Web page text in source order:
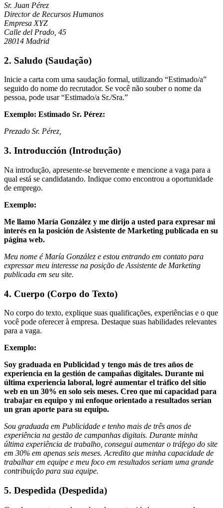
Sr. Juan Pérez
Director de Recursos Humanos
Empresa XYZ
Calle del Prado, 45
28014 Madrid
2. Saludo (Saudação)
Inicie a carta com uma saudação formal, utilizando “Estimado/a”
seguido do nome do recrutador. Se você não souber o nome da
pessoa, pode usar “Estimado/a Sr./Sra.”
Exemplo: Estimado Sr. Pérez:
Prezado Sr. Pérez,
3. Introducción (Introdução)
Na introdução, apresente-se brevemente e mencione a vaga para a
qual está se candidatando. Indique como encontrou a oportunidade
de emprego.
Exemplo:
Me llamo María González y me dirijo a usted para expresar mi
interés en la posición de Asistente de Marketing publicada en su
página web.
Meu nome é María González e estou entrando em contato para
expressar meu interesse na posição de Assistente de Marketing
publicada em seu site.
4. Cuerpo (Corpo do Texto)
No corpo do texto, explique suas qualificações, experiências e o que
você pode oferecer à empresa. Destaque suas habilidades relevantes
para a vaga.
Exemplo:
Soy graduada en Publicidad y tengo más de tres años de
experiencia en la gestión de campañas digitales. Durante mi
última experiencia laboral, logré aumentar el tráfico del sitio
web en un 30% en solo seis meses. Creo que mi capacidad para
trabajar en equipo y mi enfoque orientado a resultados serían
un gran aporte para su equipo.
Sou graduada em Publicidade e tenho mais de três anos de
experiência na gestão de campanhas digitais. Durante minha
última experiência de trabalho, consegui aumentar o tráfego do site
em 30% em apenas seis meses. Acredito que minha capacidade de
trabalhar em equipe e meu foco em resultados seriam uma grande
contribuição para sua equipe.
5. Despedida (Despedida)